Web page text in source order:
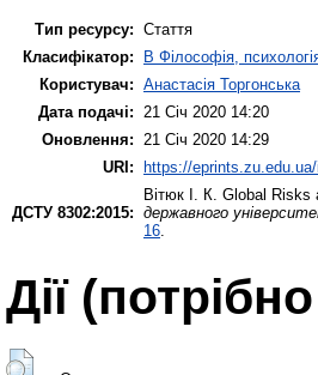
Тип ресурсу: Стаття
Класифікатор:
B Філософія,
Користувач: Анастасія Торгонська
Дата подачі: 21 Січ 2020 14:20
Оновлення: 21 Січ 2020 14:29
URI:
https://
ДСТУ 8302:2015:
Вітюк І. К. Global Risks
державного
16.
Дії